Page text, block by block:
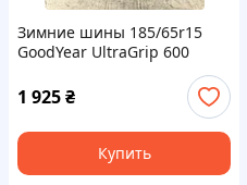
Зимние шины 185/65r15
GoodYear UltraGrip 600
1 925₴
Купить